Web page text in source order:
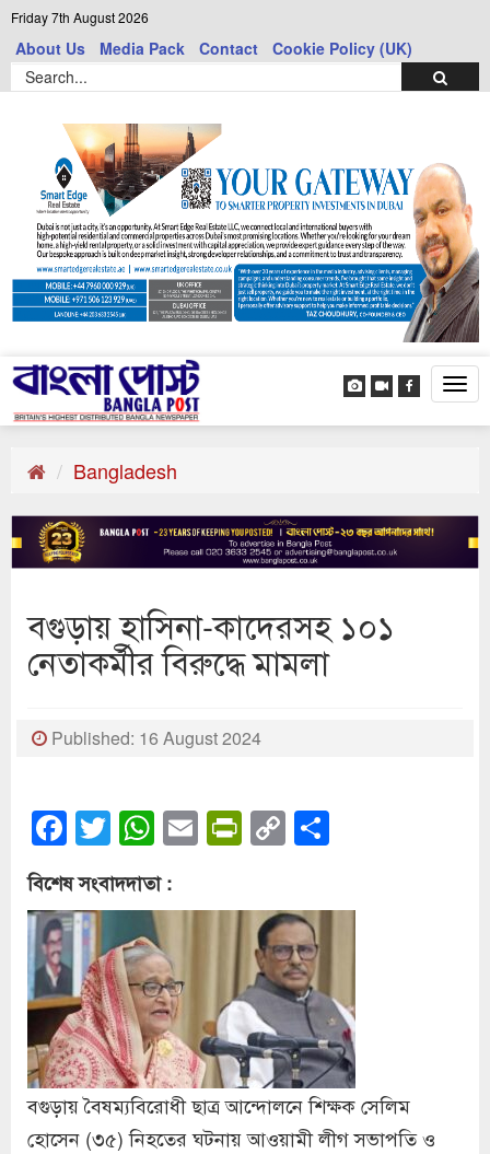
Friday 7th August 2026
About Us Media Pack Contact Cookie Policy (UK)
Bangladesh
বগুড়ায় হাসিনা-কাদেরসহ ১০১
নেতাকর্মীর বিরুদ্ধে মামলা
Published: 16 August 2024
Facebook
Twitter
WhatsApp
EmailPrintFriendly
Copy
Link
বিশেষ সংবাদদাতা :
বগুড়ায় বৈষম্যবিরোধী ছাত্র আন্দোলনে শিক্ষক সেলিম
হোসেন (৩৫) নিহতের ঘটনায় আওয়ামী লীগ সভাপতি ও